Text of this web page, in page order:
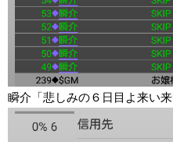
瞬介「悲しみの６日目よ来い来